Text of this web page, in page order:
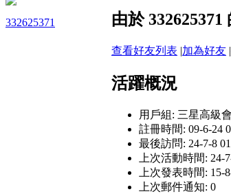
332625371 由於
查看好友列表 |加為好友 |
活躍概況
用戶組: 三星高級
註冊時間: 09-6-24
最後訪問: 24-7-8
上次活動時間: 24-
上次發表時間: 15-
上次郵件通知: 0